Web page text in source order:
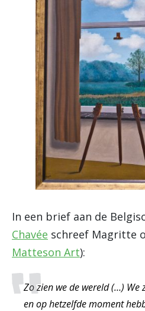
In een brief aan de
Chavée schreef Magritte
Matteson Art):
Zo zien we de wereld (…) We
en op hetzelfde moment